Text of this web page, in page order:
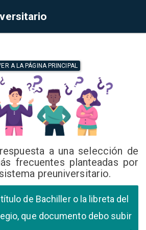
A LA PÁGINA PRINCIPAL
a una selección de
frecuentes planteadas por
preuniversitario.
de Bachiller o la libreta del
que documento debo subir